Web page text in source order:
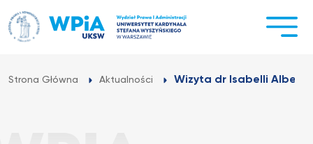
do
treści
Strona Główna Aktualności Wizyta dr Isabelli Alberti